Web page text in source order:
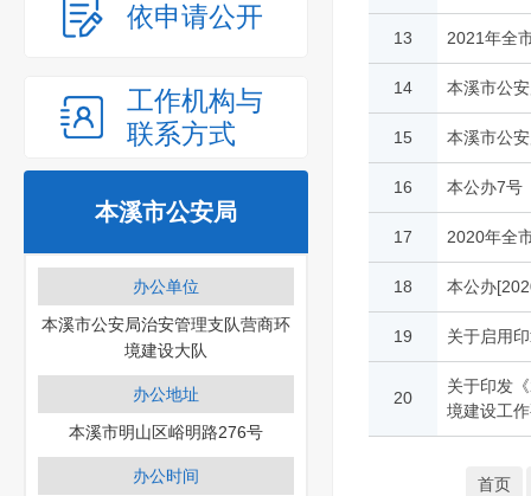
依申请公开
工作机构与
联系方式
本溪市公安局
办公单位
本溪市公安局治安管理支队营商环
境建设大队
办公地址
本溪市明山区峪明路276号
办公时间
13 2021年全
14 本溪市公
15 本溪市公
16 本公办7号
17 2020年全
18 本公办
19 关于启用
20
关于印发
境建设工
首页